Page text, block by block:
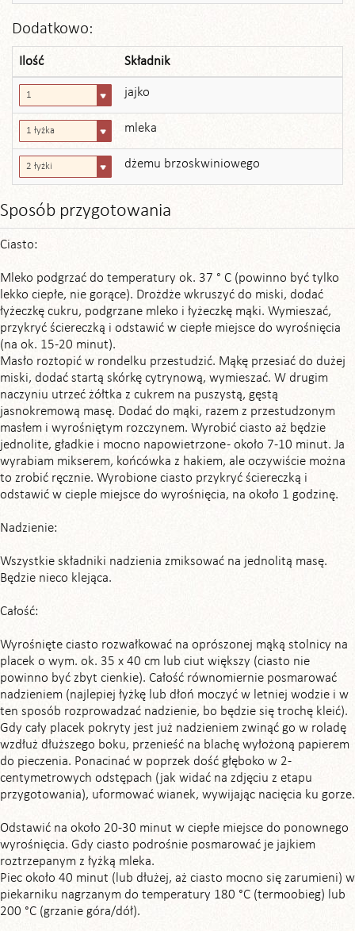
Dodatkowo:
Ilość Składnik
1 jajko
1 łyżka mleka
2 łyżki dżemu brzoskwiniowego
Sposób przygotowania
Ciasto:
Mleko podgrzać do temperatury ok. 37 ° C (powinno być tylko
lekko ciepłe, nie gorące). Drożdże wkruszyć do miski, dodać
łyżeczkę cukru, podgrzane mleko i łyżeczkę mąki. Wymieszać,
przykryć ściereczką i odstawić w ciepłe miejsce do wyrośnięcia
(na ok. 15-20 minut).
Masło roztopić w rondelku przestudzić. Mąkę przesiać do dużej
miski, dodać startą skórkę cytrynową, wymieszać. W drugim
naczyniu utrzeć żółtka z cukrem na puszystą, gęstą
jasnokremową masę. Dodać do mąki, razem z przestudzonym
masłem i wyrośniętym rozczynem. Wyrobić ciasto aż będzie
jednolite, gładkie i mocno napowietrzone - około 7-10 minut. Ja
wyrabiam mikserem, końcówka z hakiem, ale oczywiście można
to zrobić ręcznie. Wyrobione ciasto przykryć ściereczką i
odstawić w cieple miejsce do wyrośnięcia, na około 1 godzinę.
Nadzienie:
Wszystkie składniki nadzienia zmiksować na jednolitą masę.
Będzie nieco klejąca.
Całość:
Wyrośnięte ciasto rozwałkować na oprószonej mąką stolnicy na
placek o wym. ok. 35 x 40 cm lub ciut większy (ciasto nie
powinno być zbyt cienkie). Całość równomiernie posmarować
nadzieniem (najlepiej łyżkę lub dłoń moczyć w letniej wodzie i w
ten sposób rozprowadzać nadzienie, bo będzie się trochę kleić).
Gdy cały placek pokryty jest już nadzieniem zwinąć go w roladę
wzdłuż dłuższego boku, przenieść na blachę wyłożoną papierem
do pieczenia. Ponacinać w poprzek dość głęboko w 2-
centymetrowych odstępach (jak widać na zdjęciu z etapu
przygotowania), uformować wianek, wywijając nacięcia ku gorze.
Odstawić na około 20-30 minut w ciepłe miejsce do ponownego
wyrośnięcia. Gdy ciasto podrośnie posmarować je jajkiem
roztrzepanym z łyżką mleka.
Piec około 40 minut (lub dłużej, aż ciasto mocno się zarumieni) w
piekarniku nagrzanym do temperatury 180 °C (termoobieg) lub
200 °C (grzanie góra/dół).